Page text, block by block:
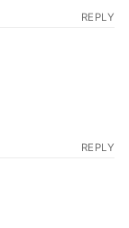
REPLY
REPLY